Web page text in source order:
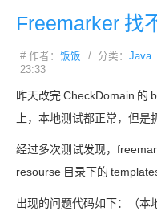
Freemarker 找
# 作者： 饭饭 / 分类： Java
23:33
昨天改完CheckDomain 的
上，本地测试都正常，但
经过多次测试发现，
resourse 目录下的
出现的问题代码如下：（本